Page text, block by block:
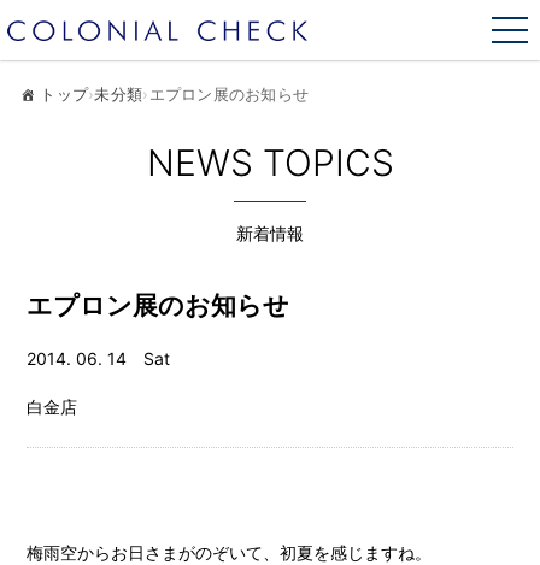
トップ›未分類› エプロン展のお知らせ
NEWS TOPICS
新着情報
エプロン展のお知らせ
2014. 06. 14 Sat
白金店
梅雨空からお日さまがのぞいて、初夏を感じますね。